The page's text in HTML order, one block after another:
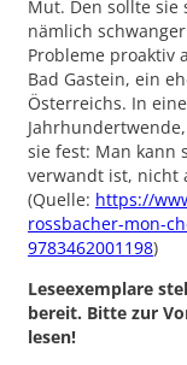
Mut. Den sollte
nämlich
Probleme proaktiv
Bad Gastein, ein
Österreichs. In
sie fest: Man kann
verwandt ist, nicht
(Quelle: https://
rossbacher-mon-
9783462001198)
Leseexemplare
bereit. Bitte zur
lesen!